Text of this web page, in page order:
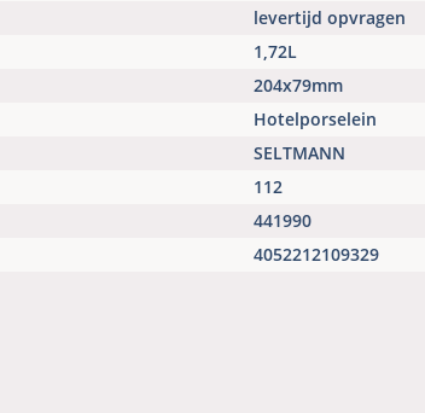
levertijd opvragen
1,72L
204x79mm
Hotelporselein
SELTMANN
112
441990
4052212109329